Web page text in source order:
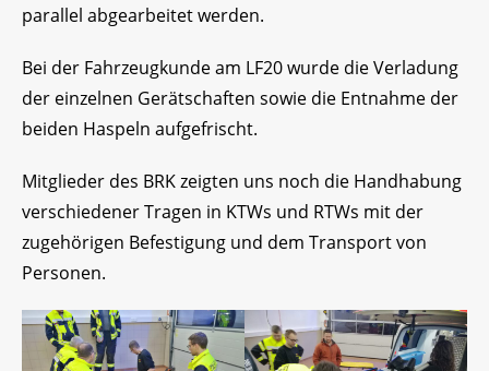
parallel abgearbeitet werden.
Bei der Fahrzeugkunde am LF20 wurde die Verladung
der einzelnen Gerätschaften sowie die Entnahme der
beiden Haspeln aufgefrischt.
Mitglieder des BRK zeigten uns noch die Handhabung
verschiedener Tragen in KTWs und RTWs mit der
zugehörigen Befestigung und dem Transport von
Personen.